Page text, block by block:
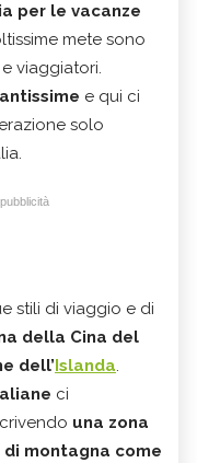
per le vacanze
mete sono
viaggiatori.
e qui ci
solo
stili di viaggio e di
della Cina del
dell’Islanda.
ci
una zona
montagna come